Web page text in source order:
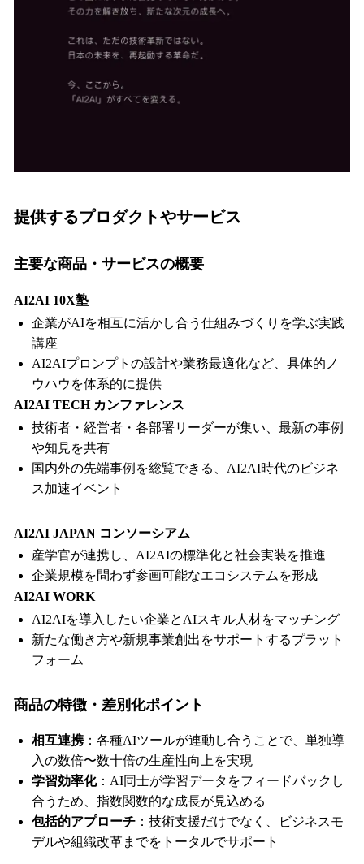
提供するプロダクトやサービス
主要な商品・サービスの概要
AI2AI 10X塾
企業がAIを相互に活かし合う仕組みづくりを学ぶ実践
講座
AI2AIプロンプトの設計や業務最適化など、具体的ノ
ウハウを体系的に提供
AI2AI TECH カンファレンス
技術者・経営者・各部署リーダーが集い、最新の事例
や知見を共有
国内外の先端事例を総覧できる、AI2AI時代のビジネ
ス加速イベント
AI2AI JAPAN コンソーシアム
産学官が連携し、AI2AIの標準化と社会実装を推進
企業規模を問わず参画可能なエコシステムを形成
AI2AI WORK
AI2AIを導入したい企業とAIスキル人材をマッチング
新たな働き方や新規事業創出をサポートするプラット
フォーム
商品の特徴・差別化ポイント
相互連携：各種AIツールが連動し合うことで、単独導
入の数倍〜数十倍の生産性向上を実現
学習効率化：AI同士が学習データをフィードバックし
合うため、指数関数的な成長が見込める
包括的アプローチ ：技術支援だけでなく、ビジネスモ
デルや組織改革までをトータルでサポート